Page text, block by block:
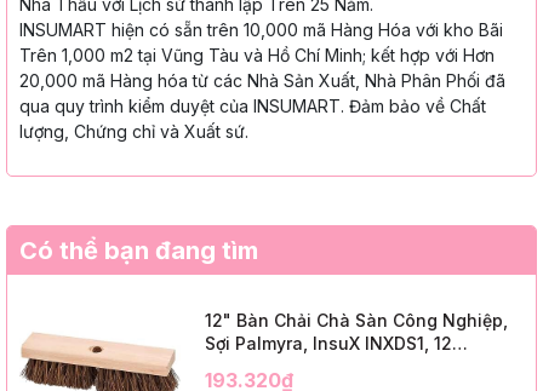
Nhà Thầu với Lịch sử thành lập Trên 25 Năm.
INSUMART hiện có sẵn trên 10,000 mã Hàng Hóa với kho Bãi
Trên 1,000 m2 tại Vũng Tàu và Hồ Chí Minh; kết hợp với Hơn
20,000 mã Hàng hóa từ các Nhà Sản Xuất, Nhà Phân Phối đã
qua quy trình kiểm duyệt của INSUMART. Đảm bảo về Chất
lượng, Chứng chỉ và Xuất sứ.
Có thể bạn đang tìm
12" Bàn Chải Chà Sàn Công Nghiệp,
Sợi Palmyra, InsuX INXDS1, 12
193.320₫